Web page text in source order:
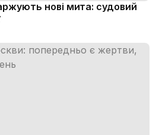
нові мита: судовий